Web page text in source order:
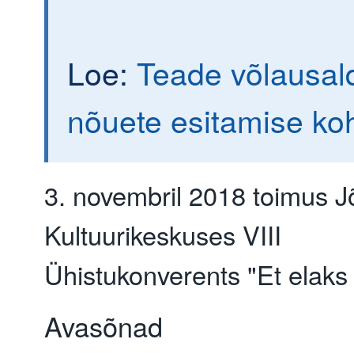
Loe: Teade
nõuete esitamise
3. novembril 2018 toimus
Kultuurikeskuses VIII
Ühistukonverents "Et
Avasõnad